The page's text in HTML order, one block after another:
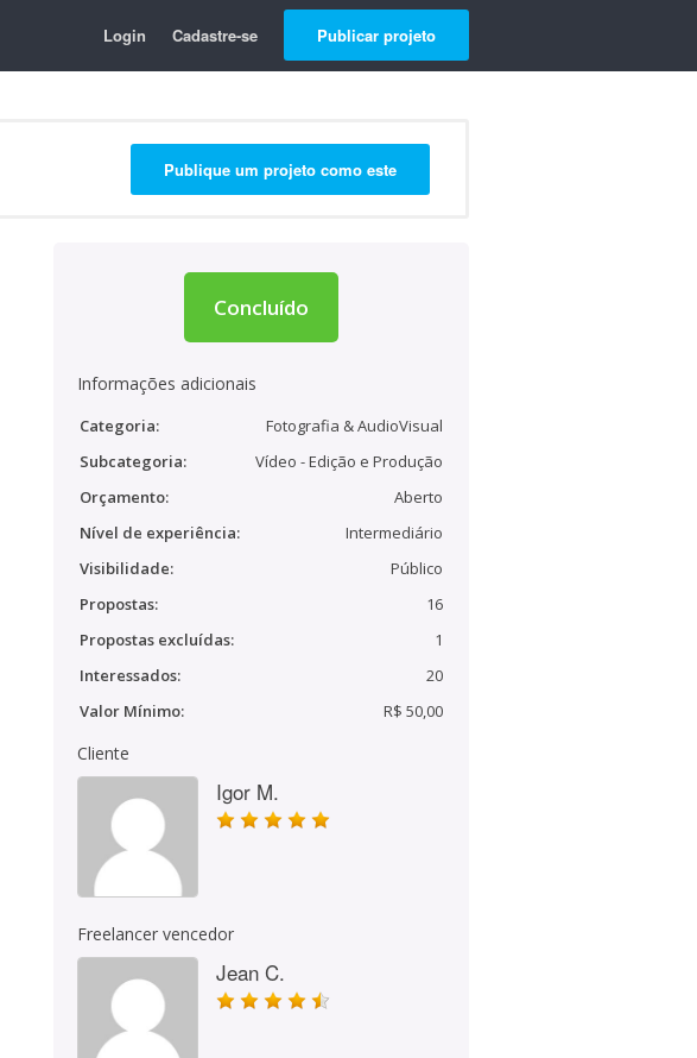
Login Cadastre-se Publicar projeto
Publique um projeto como este
Concluído
Informações adicionais
Categoria:
Fotografia & AudioVisual
Subcategoria:
Vídeo - Edição e Produção
Orçamento:
Aberto
Nível de experiência:
Intermediário
Visibilidade:
Público
Propostas:
16
Propostas excluídas:
1
Interessados:
20
Valor Mínimo:
R$ 50,00
Cliente
Igor M.
Freelancer vencedor
Jean C.